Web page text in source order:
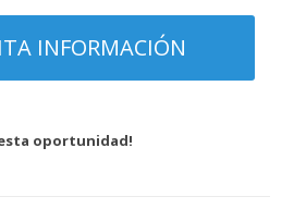
oportunidad!